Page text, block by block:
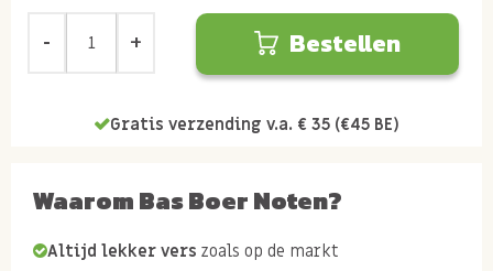
Bestellen
Gratis verzending v.a. € 35 (€45 BE)
Waarom Bas Boer Noten?
Altijd lekker vers zoals op de markt